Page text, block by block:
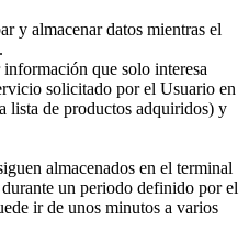
y almacenar datos mientras el
información que solo interesa
solicitado por el Usuario en
lista de productos adquiridos) y
almacenados en el terminal
un periodo definido por el
ir de unos minutos a varios